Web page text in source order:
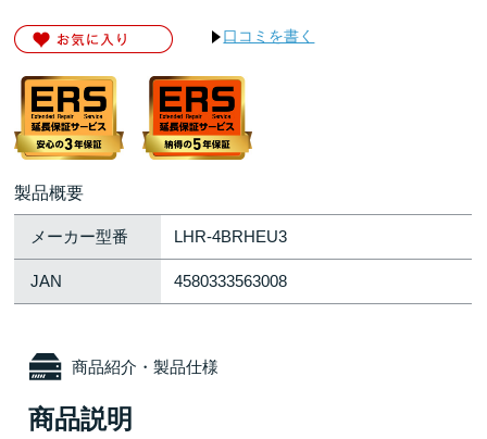
口コミを書く
製品概要
メーカー型番 LHR-4BRHEU3
JAN 4580333563008
商品紹介・製品仕様
商品説明